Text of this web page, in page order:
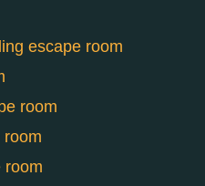
escape room
room
room
room